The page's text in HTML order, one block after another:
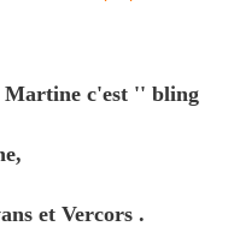
c'est '' bling
et Vercors .